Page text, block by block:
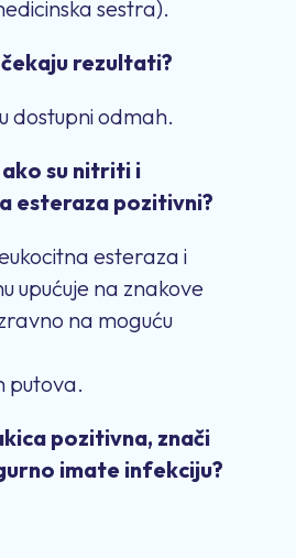
sestra).
rezultati?
dostupni odmah.
su nitriti i
esteraza pozitivni?
esteraza i
upućuje na znakove
na moguću
putova.
pozitivna, znači
imate infekciju?